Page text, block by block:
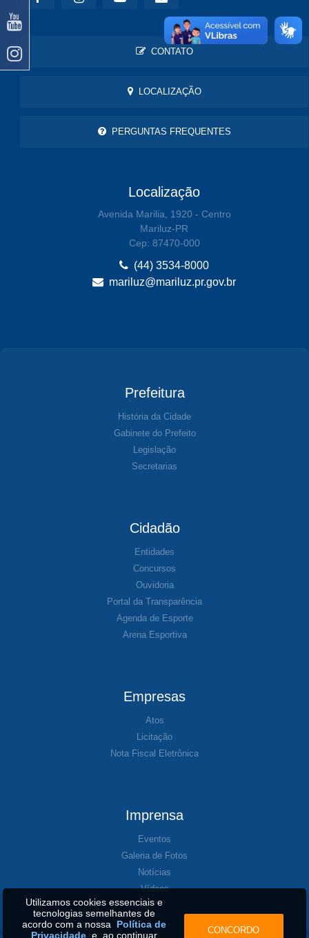
CONTATO
LOCALIZAÇÃO
PERGUNTAS FREQUENTES
Localização
Avenida Marilia, 1920 - Centro
Mariluz-PR
Cep: 87470-000
(44) 3534-8000
mariluz@mariluz.pr.gov.br
Prefeitura
História da Cidade
Gabinete do Prefeito
Legislação
Secretarias
Cidadão
Entidades
Concursos
Ouvidoria
Portal da Transparência
Agenda de Esporte
Arena Esportiva
Empresas
Atos
Licitação
Nota Fiscal Eletrônica
Imprensa
Eventos
Galeria de Fotos
Notícias
Vídeos
Utilizamos cookies essenciais e
tecnologias semelhantes de
acordo com a nossa Política de
Privacidadee, ao continuar CONCORDO